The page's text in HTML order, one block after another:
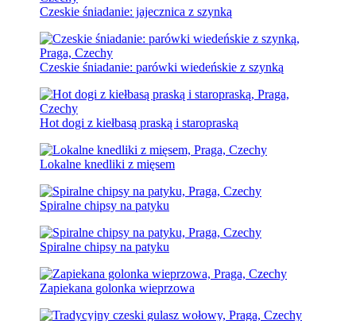
Czeskie śniadanie: jajecznica z szynką
Czeskie śniadanie: parówki wiedeńskie z szynką
Hot dogi z kiełbasą praską i staropraską
Lokalne knedliki z mięsem
Spiralne chipsy na patyku
Spiralne chipsy na patyku
Zapiekana golonka wieprzowa